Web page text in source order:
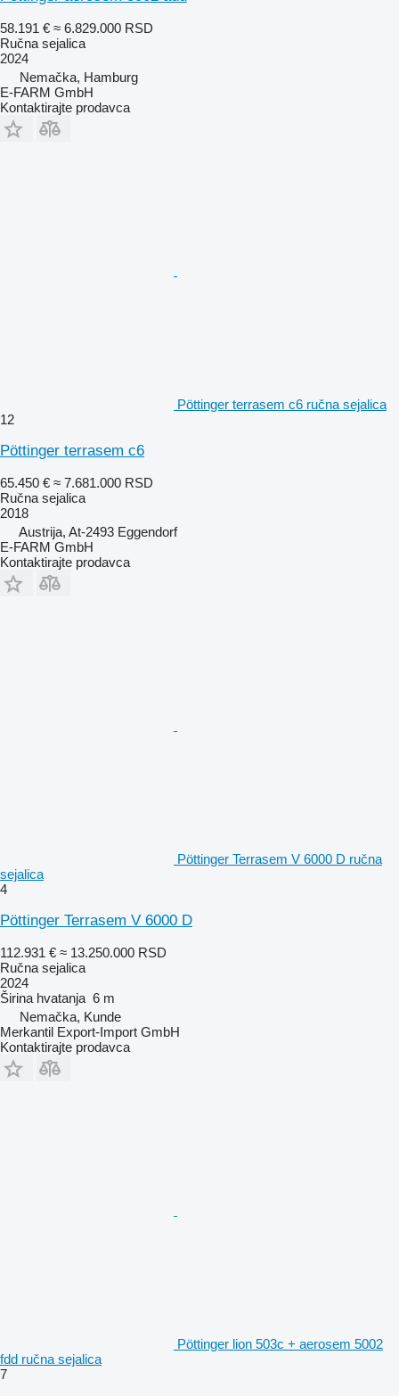
58.191 € ≈ 6.829.000 RSD
Ručna sejalica
2024
Nemačka, Hamburg
E-FARM GmbH
Kontaktirajte prodavca
Pöttinger terrasem c6 ručna sejalica
12
Pöttinger terrasem c6
65.450 € ≈ 7.681.000 RSD
Ručna sejalica
2018
Austrija, At-2493 Eggendorf
E-FARM GmbH
Kontaktirajte prodavca
Pöttinger Terrasem V 6000 D ručna
sejalica
4
Pöttinger Terrasem V 6000 D
112.931 € ≈ 13.250.000 RSD
Ručna sejalica
2024
Širina hvatanja 6 m
Nemačka, Kunde
Merkantil Export-Import GmbH
Kontaktirajte prodavca
Pöttinger lion 503c + aerosem 5002
fdd ručna sejalica
7